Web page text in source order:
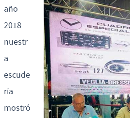
año
2018
nuestr
a
escude
ría
mostró